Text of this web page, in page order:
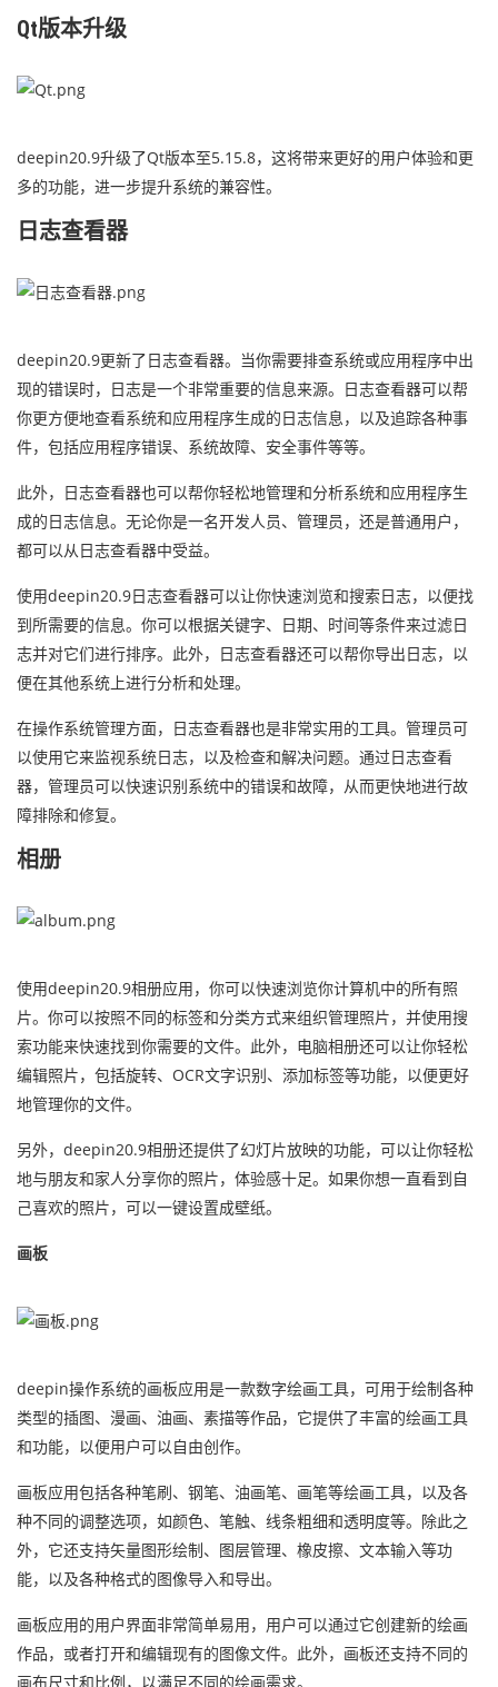
Qt版本升级
deepin20.9升级了Qt版本至5.15.8，这将带来更好的用户体验和更
多的功能，进一步提升系统的兼容性。
日志查看器
deepin20.9更新了日志查看器。当你需要排查系统或应用程序中出
现的错误时，日志是一个非常重要的信息来源。日志查看器可以帮
你更方便地查看系统和应用程序生成的日志信息，以及追踪各种事
件，包括应用程序错误、系统故障、安全事件等等。
此外，日志查看器也可以帮你轻松地管理和分析系统和应用程序生
成的日志信息。无论你是一名开发人员、管理员，还是普通用户，
都可以从日志查看器中受益。
使用deepin20.9日志查看器可以让你快速浏览和搜索日志，以便找
到所需要的信息。你可以根据关键字、日期、时间等条件来过滤日
志并对它们进行排序。此外，日志查看器还可以帮你导出日志，以
便在其他系统上进行分析和处理。
在操作系统管理方面，日志查看器也是非常实用的工具。管理员可
以使用它来监视系统日志，以及检查和解决问题。通过日志查看
器，管理员可以快速识别系统中的错误和故障，从而更快地进行故
障排除和修复。
相册
使用deepin20.9相册应用，你可以快速浏览你计算机中的所有照
片。你可以按照不同的标签和分类方式来组织管理照片，并使用搜
索功能来快速找到你需要的文件。此外，电脑相册还可以让你轻松
编辑照片，包括旋转、OCR文字识别、添加标签等功能，以便更好
地管理你的文件。
另外，deepin20.9相册还提供了幻灯片放映的功能，可以让你轻松
地与朋友和家人分享你的照片，体验感十足。如果你想一直看到自
己喜欢的照片，可以一键设置成壁纸。
画板
deepin操作系统的画板应用是一款数字绘画工具，可用于绘制各种
类型的插图、漫画、油画、素描等作品，它提供了丰富的绘画工具
和功能，以便用户可以自由创作。
画板应用包括各种笔刷、钢笔、油画笔、画笔等绘画工具，以及各
种不同的调整选项，如颜色、笔触、线条粗细和透明度等。除此之
外，它还支持矢量图形绘制、图层管理、橡皮擦、文本输入等功
能，以及各种格式的图像导入和导出。
画板应用的用户界面非常简单易用，用户可以通过它创建新的绘画
作品，或者打开和编辑现有的图像文件。此外，画板还支持不同的
画布尺寸和比例，以满足不同的绘画需求。